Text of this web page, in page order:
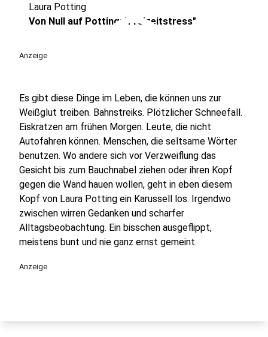
play_circle
Laura Potting
Von Null auf Potting: "Freizeitstress"
Anzeige
Es gibt diese Dinge im Leben, die können uns zur
Weißglut treiben. Bahnstreiks. Plötzlicher Schneefall.
Eiskratzen am frühen Morgen. Leute, die nicht
Autofahren können. Menschen, die seltsame Wörter
benutzen. Wo andere sich vor Verzweiflung das
Gesicht bis zum Bauchnabel ziehen oder ihren Kopf
gegen die Wand hauen wollen, geht in eben diesem
Kopf von Laura Potting ein Karussell los. Irgendwo
zwischen wirren Gedanken und scharfer
Alltagsbeobachtung. Ein bisschen ausgeflippt,
meistens bunt und nie ganz ernst gemeint.
Anzeige